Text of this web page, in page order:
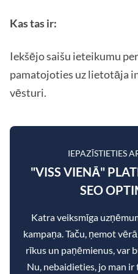
Kas tas ir:
Iekšējo saišu ieteikumu
pamatojoties uz lietotāja
vēsturi.
IEPAZĪSTIETIES
"VISS VIENĀ"
SEO
Katra veiksmīga
kampaņa. Taču, ņemot
rīkus un paņēmienus, var
Nu, nebaidieties, jo man ir